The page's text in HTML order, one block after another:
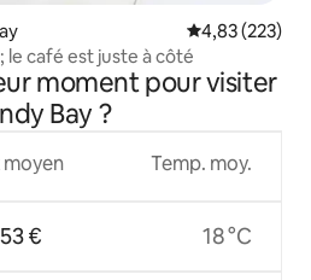
Évaluation
4,83 (223)
le café est juste à côté
moment pour visiter
Bay ?
moyen
€
Temp. moy.
18 °C